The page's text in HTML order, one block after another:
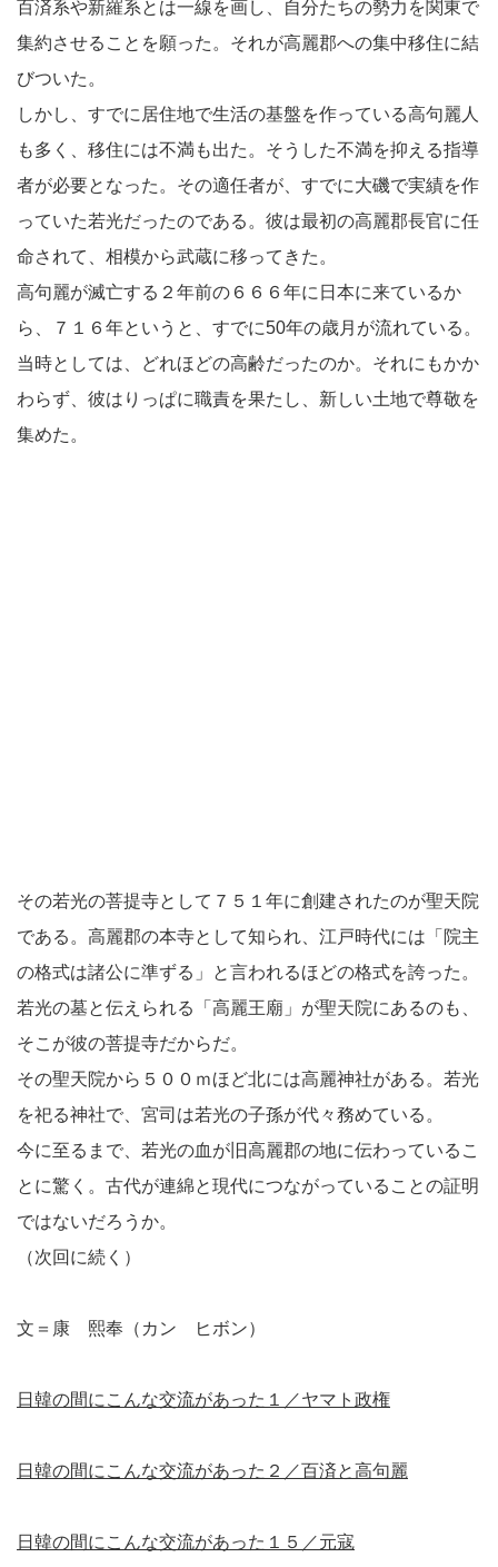
百済系や新羅系とは一線を画し、自分たちの勢力を関東で
集約させることを願った。それが高麗郡への集中移住に結
びついた。
しかし、すでに居住地で生活の基盤を作っている高句麗人
も多く、移住には不満も出た。そうした不満を抑える指導
者が必要となった。その適任者が、すでに大磯で実績を作
っていた若光だったのである。彼は最初の高麗郡長官に任
命されて、相模から武蔵に移ってきた。
高句麗が滅亡する２年前の６６６年に日本に来ているか
ら、７１６年というと、すでに50年の歳月が流れている。
当時としては、どれほどの高齢だったのか。それにもかか
わらず、彼はりっぱに職責を果たし、新しい土地で尊敬を
集めた。
その若光の菩提寺として７５１年に創建されたのが聖天院
である。高麗郡の本寺として知られ、江戸時代には「院主
の格式は諸公に準ずる」と言われるほどの格式を誇った。
若光の墓と伝えられる「高麗王廟」が聖天院にあるのも、
そこが彼の菩提寺だからだ。
その聖天院から５００ｍほど北には高麗神社がある。若光
を祀る神社で、宮司は若光の子孫が代々務めている。
今に至るまで、若光の血が旧高麗郡の地に伝わっているこ
とに驚く。古代が連綿と現代につながっていることの証明
ではないだろうか。
（次回に続く）
文＝康 熙奉（カン ヒボン）
日韓の間にこんな交流があった１／ヤマト政権
日韓の間にこんな交流があった２／百済と高句麗
日韓の間にこんな交流があった１５／元寇